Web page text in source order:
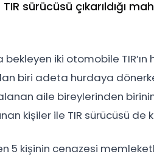
TIR sürücüsü çıkarıldığı
bekleyen iki otomobile
biri adeta hurdaya
aile bireylerinden
kişiler ile TIR sürücüsü de
5 kişinin cenazesi